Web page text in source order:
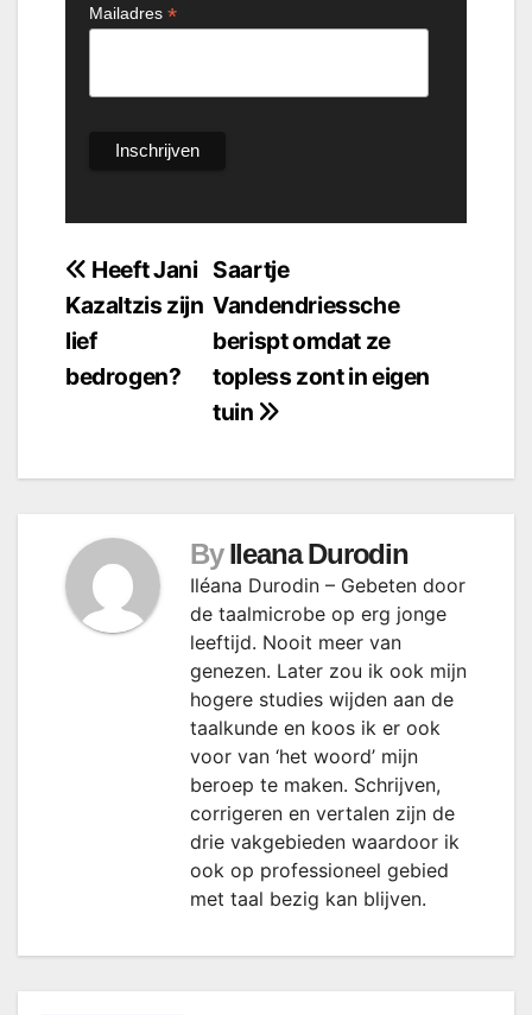
Mailadres *
Bericht
navigatie
Saartje
Vandendriessche
berispt omdat ze
topless zont in eigen
tuin
Heeft Jani
Kazaltzis zijn
lief
bedrogen?
By Ileana Durodin
Iléana Durodin – Gebeten door
de taalmicrobe op erg jonge
leeftijd. Nooit meer van
genezen. Later zou ik ook mijn
hogere studies wijden aan de
taalkunde en koos ik er ook
voor van ‘het woord’ mijn
beroep te maken. Schrijven,
corrigeren en vertalen zijn de
drie vakgebieden waardoor ik
ook op professioneel gebied
met taal bezig kan blijven.